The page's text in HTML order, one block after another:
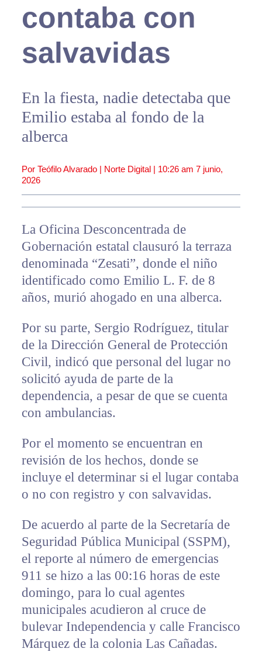
contaba con
salvavidas
En la fiesta, nadie detectaba que
Emilio estaba al fondo de la
alberca
Por Teófilo Alvarado | Norte Digital | 10:26 am 7 junio,
2026
La Oficina Desconcentrada de
Gobernación estatal clausuró la terraza
denominada “Zesati”, donde el niño
identificado como Emilio L. F. de 8
años, murió ahogado en una alberca.
Por su parte, Sergio Rodríguez, titular
de la Dirección General de Protección
Civil, indicó que personal del lugar no
solicitó ayuda de parte de la
dependencia, a pesar de que se cuenta
con ambulancias.
Por el momento se encuentran en
revisión de los hechos, donde se
incluye el determinar si el lugar contaba
o no con registro y con salvavidas.
De acuerdo al parte de la Secretaría de
Seguridad Pública Municipal (SSPM),
el reporte al número de emergencias
911 se hizo a las 00:16 horas de este
domingo, para lo cual agentes
municipales acudieron al cruce de
bulevar Independencia y calle Francisco
Márquez de la colonia Las Cañadas.